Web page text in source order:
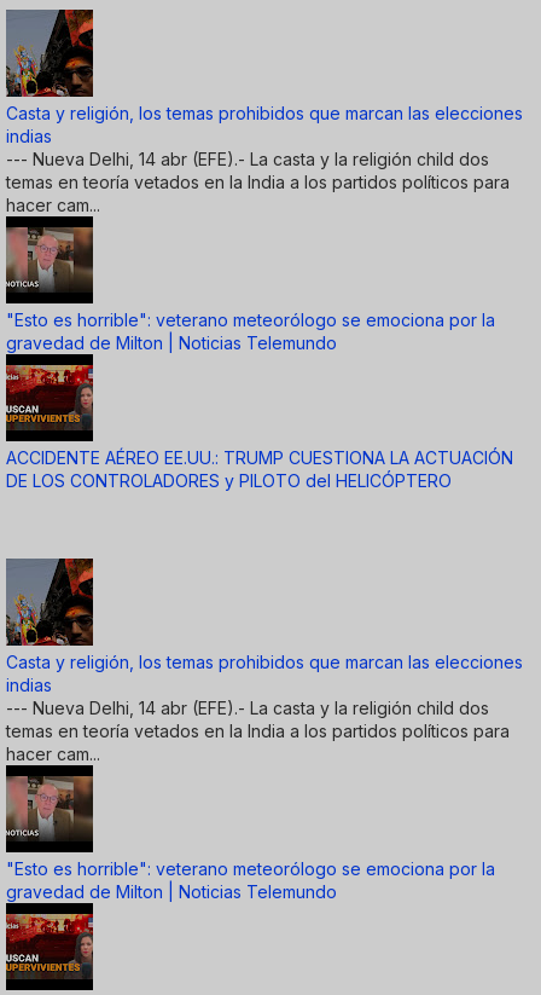
Casta y religión, los temas prohibidos que marcan las elecciones
indias
--- Nueva Delhi, 14 abr (EFE).- La casta y la religión child dos
temas en teoría vetados en la India a los partidos políticos para
hacer cam...
"Esto es horrible": veterano meteorólogo se emociona por la
gravedad de Milton | Noticias Telemundo
ACCIDENTE AÉREO EE.UU.: TRUMP CUESTIONA LA ACTUACIÓN
DE LOS CONTROLADORES y PILOTO del HELICÓPTERO
Casta y religión, los temas prohibidos que marcan las elecciones
indias
--- Nueva Delhi, 14 abr (EFE).- La casta y la religión child dos
temas en teoría vetados en la India a los partidos políticos para
hacer cam...
"Esto es horrible": veterano meteorólogo se emociona por la
gravedad de Milton | Noticias Telemundo